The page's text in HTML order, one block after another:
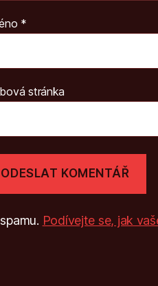
*
stránka
Podívejte se, jak